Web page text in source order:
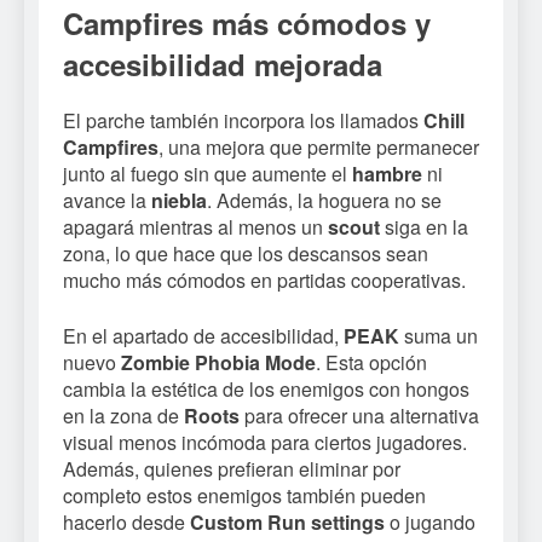
Campfires más cómodos y
accesibilidad mejorada
El parche también incorpora los llamadosChill
Campfires, una mejora que permite permanecer
junto al fuego sin que aumente el hambre ni
avance la niebla. Además, la hoguera no se
apagará mientras al menos un scoutsiga en la
zona, lo que hace que los descansos sean
mucho más cómodos en partidas cooperativas.
En el apartado de accesibilidad, PEAKsuma un
nuevo Zombie Phobia Mode. Esta opción
cambia la estética de los enemigos con hongos
en la zona de Roots para ofrecer una alternativa
visual menos incómoda para ciertos jugadores.
Además, quienes prefieran eliminar por
completo estos enemigos también pueden
hacerlo desdeCustom Run settingso jugando